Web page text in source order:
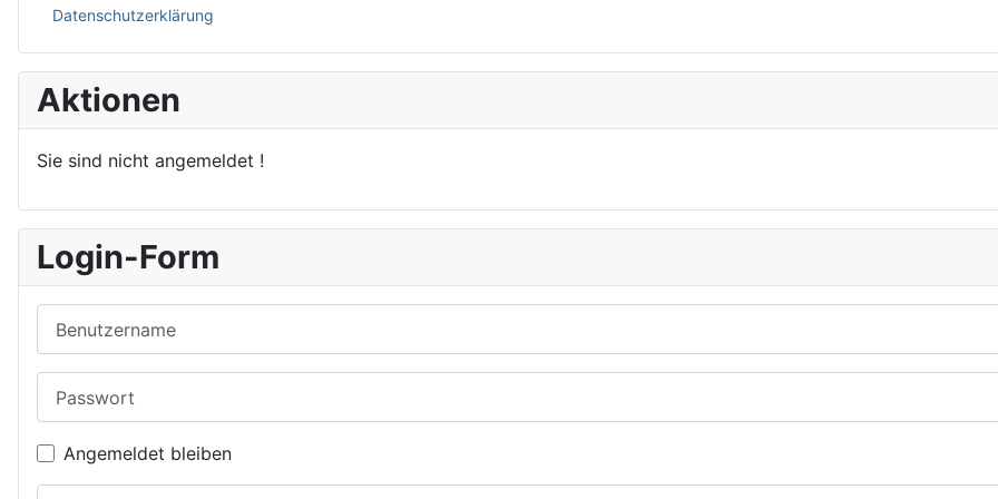
Datenschutzerklärung
Aktionen
Sie sind nicht angemeldet !
Login-Form
Angemeldet bleiben